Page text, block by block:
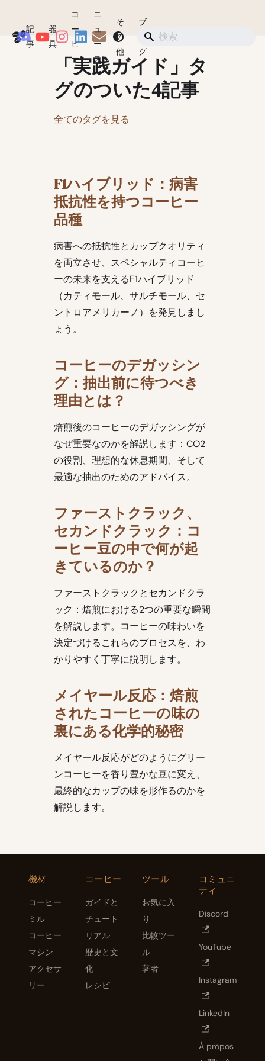
Coffeegeek
記
事
器
具
コ
ー
ヒ
ー
ニ
ュ
ー
ス
そ
の
他
ブ
ロ
グ
ショップ
「実践ガイド」タ
グのついた4記事
全てのタグを見る
F1ハイブリッド：病害
抵抗性を持つコーヒー
品種
病害への抵抗性とカップクオリティ
を両立させ、スペシャルティコーヒ
ーの未来を支えるF1ハイブリッド
（カティモール、サルチモール、セ
ントロアメリカーノ）を発見しまし
ょう。
コーヒーのデガッシン
グ：抽出前に待つべき
理由とは？
焙煎後のコーヒーのデガッシングが
なぜ重要なのかを解説します：CO2
の役割、理想的な休息期間、そして
最適な抽出のためのアドバイス。
ファーストクラック、
セカンドクラック：コ
ーヒー豆の中で何が起
きているのか？
ファーストクラックとセカンドクラ
ック：焙煎における2つの重要な瞬間
を解説します。コーヒーの味わいを
決定づけるこれらのプロセスを、わ
かりやすく丁寧に説明します。
メイヤール反応：焙煎
されたコーヒーの味の
裏にある化学的秘密
メイヤール反応がどのようにグリー
ンコーヒーを香り豊かな豆に変え、
最終的なカップの味を形作るのかを
解説します。
機材
コーヒー
ミル
コーヒー
マシン
アクセサ
リー
コーヒー
ガイドと
チュート
リアル
歴史と文
化
レシピ
ツール
お気に入
り
比較ツー
ル
著者
コミュニ
ティ
Discord
YouTube
Instagram
LinkedIn
À propos